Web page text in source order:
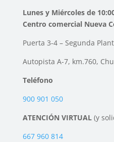
Lunes y Miércoles de
Centro comercial Nueva
Puerta 3-4 – Segunda
Autopista A-7, km.760,
Teléfono
900 901 050
ATENCIÓN VIRTUAL (y
667 960 814